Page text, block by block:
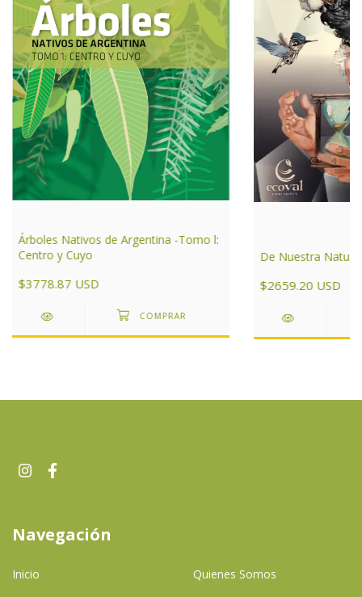
Árboles Nativos de Argentina -Tomo l:
Centro y Cuyo
$3778.87 USD
De Nuestra
$2659.20 USD
Navegación
Inicio Quienes Somos